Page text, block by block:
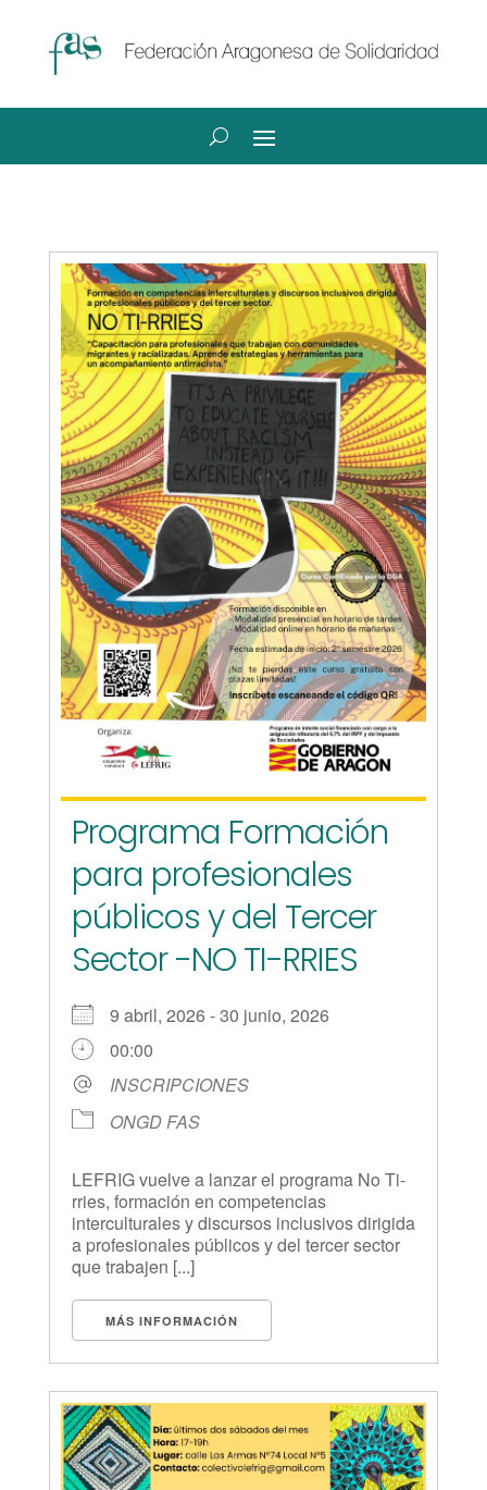
Programa Formación
para profesionales
públicos y del Tercer
Sector -NO TI-RRIES
9 abril, 2026 - 30 junio, 2026
00:00
INSCRIPCIONES
ONGD FAS
LEFRIG vuelve a lanzar el programa No Ti-
rries, formación en competencias
interculturales y discursos inclusivos dirigida
a profesionales públicos y del tercer sector
que trabajen [...]
MÁS INFORMACIÓN